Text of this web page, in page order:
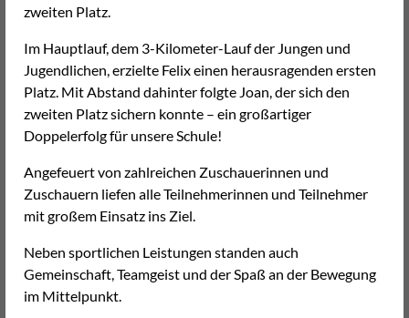
zweiten Platz.
Im Hauptlauf, dem 3-Kilometer-Lauf der Jungen und
Jugendlichen, erzielte Felix einen herausragenden ersten
Platz. Mit Abstand dahinter folgte Joan, der sich den
zweiten Platz sichern konnte – ein großartiger
Doppelerfolg für unsere Schule!
Angefeuert von zahlreichen Zuschauerinnen und
Zuschauern liefen alle Teilnehmerinnen und Teilnehmer
mit großem Einsatz ins Ziel.
Neben sportlichen Leistungen standen auch
Gemeinschaft, Teamgeist und der Spaß an der Bewegung
im Mittelpunkt.